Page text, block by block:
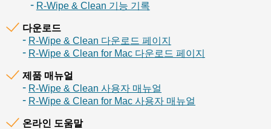
R-Wipe & Clean 기능 기록
다운로드
R-Wipe & Clean 다운로드 페이지
R-Wipe & Clean for Mac 다운로드 페이지
제품 매뉴얼
R-Wipe & Clean 사용자 매뉴얼
R-Wipe & Clean for Mac 사용자 매뉴얼
온라인 도움말